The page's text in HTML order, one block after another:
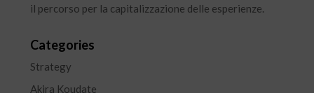
il percorso per la capitalizzazione delle esperienze.
Categories
Strategy
Akira Koudate